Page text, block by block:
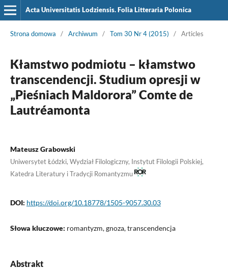
Acta Universitatis Lodziensis. Folia Litteraria Polonica
Strona domowa / Archiwum / Tom 30 Nr 4 (2015) / Articles
Kłamstwo podmiotu – kłamstwo
transcendencji. Studium opresji w
„Pieśniach Maldorora” Comte de
Lautréamonta
Mateusz Grabowski
Uniwersytet Łódzki, Wydział Filologiczny, Instytut Filologii Polskiej,
Katedra Literatury i Tradycji Romantyzmu
DOI: https://doi.org/10.18778/1505-9057.30.03
Słowa kluczowe: romantyzm, gnoza, transcendencja
Abstrakt